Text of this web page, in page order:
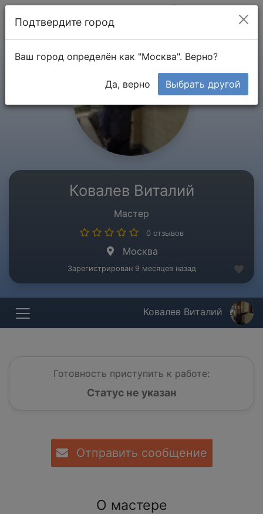
Ковалев Виталий
Мастер
0 отзывов
Москва
Зарегистрирован 9 месяцев назад
Ковалев Виталий
Готовность приступить к работе:
Статус не указан
Отправить сообщение
О мастере
Подтвердите город
Ваш город определён как "Москва". Верно?
Да, верно Выбрать другой